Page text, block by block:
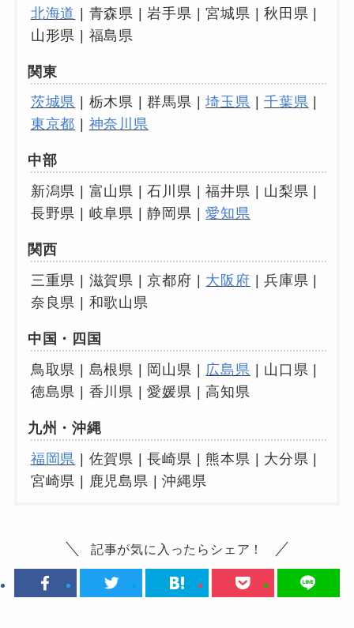
北海道 | 青森県 | 岩手県 | 宮城県 | 秋田県 |
山形県 | 福島県
関東
茨城県 | 栃木県 | 群馬県 |埼玉県 |千葉県
東京都
神奈川県
中部
新潟県 | 富山県 | 石川県 | 福井県 | 山梨県 |
長野県 | 岐阜県 | 静岡県 |愛知県
関西
三重県 | 滋賀県 | 京都府 | 大阪府 | 兵庫県 |
奈良県 | 和歌山県
中国・四国
鳥取県 | 島根県 | 岡山県 | 広島県 | 山口県 |
徳島県 | 香川県 | 愛媛県 | 高知県
九州・沖縄
福岡県 | 佐賀県 | 長崎県 | 熊本県 | 大分県 |
宮崎県 | 鹿児島県 | 沖縄県
記事が気に入ったらシェア！